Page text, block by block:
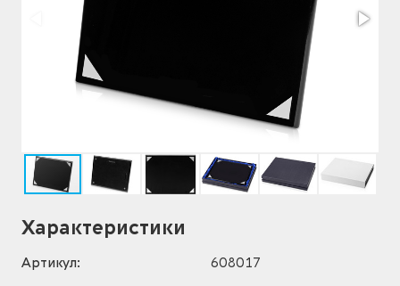
Характеристики
Артикул:
608017